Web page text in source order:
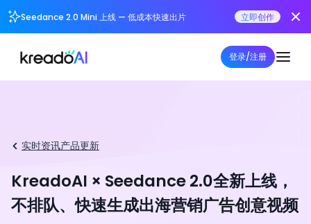
Seedance 2.0 Mini 上线 — 低成本快速出片 立即创作
登录/注册
实时资讯产品更新
KreadoAI × Seedance 2.0全新上线，
不排队、快速生成出海营销广告创意视频